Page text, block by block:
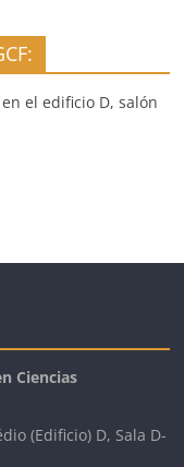
el edificio D, salón
Ciencias
(Edificio) D, Sala D-